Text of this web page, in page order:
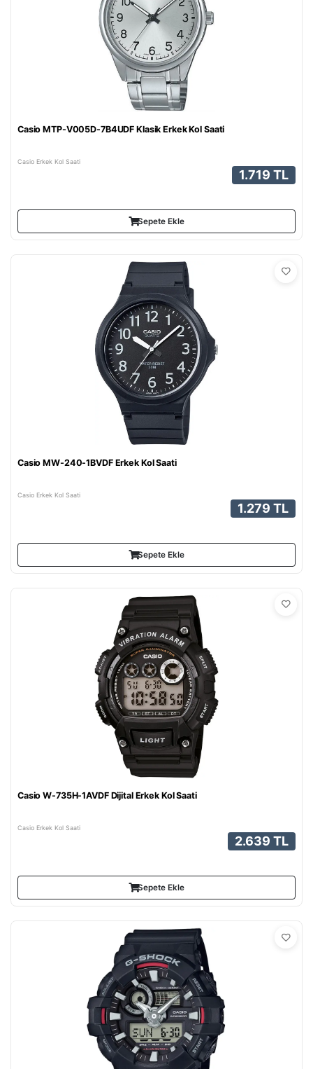
Casio MTP-V005D-7B4UDF Klasik Erkek Kol Saati
Casio Erkek Kol Saati
1.719 TL
Sepete Ekle
Casio MW-240-1BVDF Erkek Kol Saati
Casio Erkek Kol Saati
1.279 TL
Sepete Ekle
Casio W-735H-1AVDF Dijital Erkek Kol Saati
Casio Erkek Kol Saati
2.639 TL
Sepete Ekle